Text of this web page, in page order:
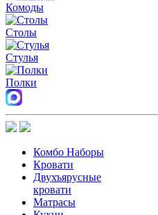
Комоды
Столы
Стулья
Полки
Комбо Наборы
Кровати
Двухъярусные
кровати
Матрасы